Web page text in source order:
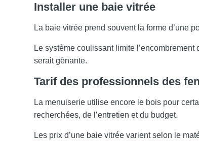
Installer une baie vitrée
La baie vitrée prend souvent la forme d’une
Le système coulissant limite
serait gênante.
Tarif des professionnels des
La menuiserie utilise encore le bois pour
recherchées, de l’entretien et du budget.
Les prix d’une baie vitrée varient selon le